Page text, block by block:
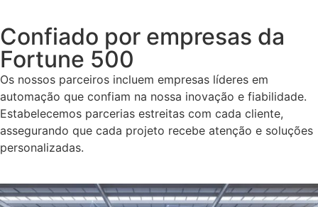
Confiado por empresas da
Fortune 500
Os nossos parceiros incluem empresas líderes em
automação que confiam na nossa inovação e fiabilidade.
Estabelecemos parcerias estreitas com cada cliente,
assegurando que cada projeto recebe atenção e soluções
personalizadas.